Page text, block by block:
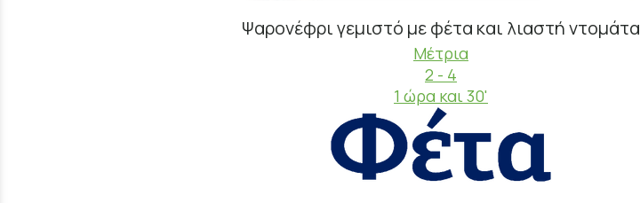
Ψαρονέφρι γεμιστό με φέτα και λιαστή ντομάτα
Μέτρια
2 - 4
1 ώρα και 30'